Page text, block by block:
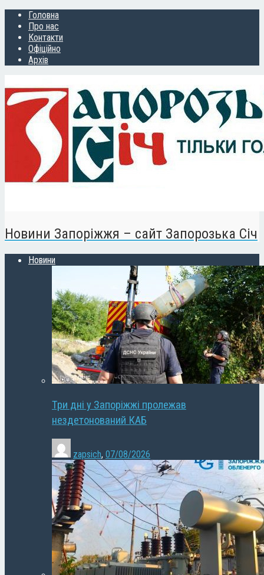
Головна
Про нас
Контакти
Офіційно
Архів
Новини Запоріжжя – сайт Запорозька Січ
Новини
Три дні у Запоріжжі пролежав
нездетонований КАБ
zapsich, 07/08/2026